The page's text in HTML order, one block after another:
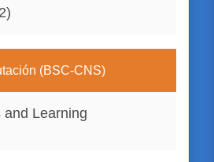
(BSC-CNS)
Learning